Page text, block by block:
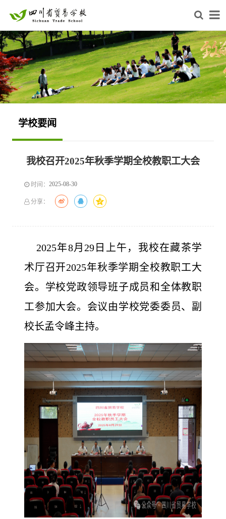
学校要闻
我校召开2025年秋季学期全校教职工大会
时间： 2025-08-30
分享：
2025年8月29日上午，我校在藏茶学
术厅召开2025年秋季学期全校教职工大
会。学校党政领导班子成员和全体教职
工参加大会。会议由学校党委委员、副
校长孟令峰主持。